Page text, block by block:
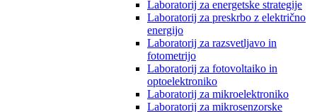
Laboratorij za energetske strategije
Laboratorij za preskrbo z električno
energijo
Laboratorij za razsvetljavo in
fotometrijo
Laboratorij za fotovoltaiko in
optoelektroniko
Laboratorij za mikroelektroniko
Laboratorij za mikrosenzorske